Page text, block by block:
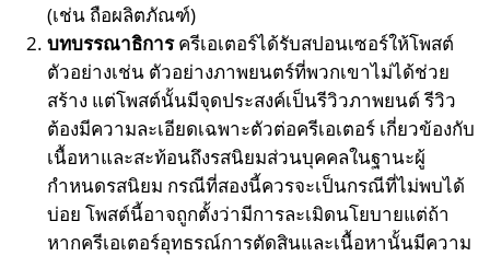
(เช่น ถือผลิตภัณฑ์)
บทบรรณาธิการครีเอเตอร์ได้รับสปอนเซอร์ให้โพสต์
ตัวอย่างเช่น ตัวอย่างภาพยนตร์ที่พวกเขาไม่ได้ช่วย
สร้าง แต่โพสต์นั้นมีจุดประสงค์เป็นรีวิวภาพยนต์ รีวิว
ต้องมีความละเอียดเฉพาะตัวต่อครีเอเตอร์ เกี่ยวข้องกับ
เนื้อหาและสะท้อนถึงรสนิยมส่วนบุคคลในฐานะผู้
กำหนดรสนิยม กรณีที่สองนี้ควรจะเป็นกรณีที่ไม่พบได้
บ่อย โพสต์นี้อาจถูกตั้งว่ามีการละเมิดนโยบายแต่ถ้า
หากครีเอเตอร์อุทธรณ์การตัดสินและเนื้อหานั้นมีความ